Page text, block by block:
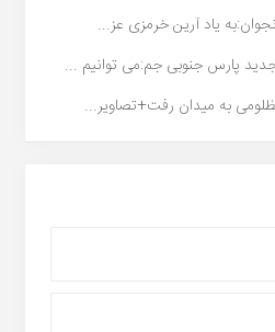
یاد آرین خرمزی عز...
پارس جنوبی جم:می توانیم ...
به میدان رفت+تصاویر...